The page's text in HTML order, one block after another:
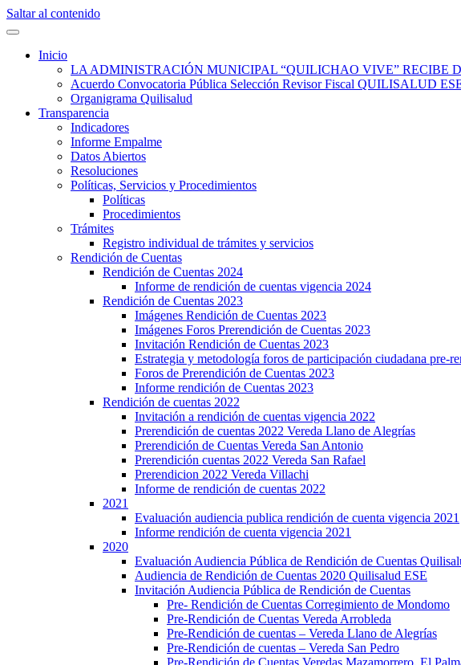
Saltar al contenido
Quilisalud
Inicio
LA ADMINISTRACIÓN MUNICIPAL “QUILICHAO VIVE” RECIBE
Acuerdo Convocatoria Pública Selección Revisor Fiscal QUILISALUD
Organigrama Quilisalud
Transparencia
Indicadores
Informe Empalme
Datos Abiertos
Resoluciones
Políticas, Servicios y Procedimientos
Políticas
Procedimientos
Trámites
Registro individual de trámites y servicios
Rendición de Cuentas
Rendición de Cuentas 2024
Informe de rendición de cuentas vigencia 2024
Rendición de Cuentas 2023
Imágenes Rendición de Cuentas 2023
Imágenes Foros Prerendición de Cuentas 2023
Invitación Rendición de Cuentas 2023
Estrategia y metodología foros de participación ciudadana pre-
Foros de Prerendición de Cuentas 2023
Informe rendición de Cuentas 2023
Rendición de cuentas 2022
Invitación a rendición de cuentas vigencia 2022
Prerendición de cuentas 2022 Vereda Llano de Alegrías
Prerendición de Cuentas Vereda San Antonio
Prerendición cuentas 2022 Vereda San Rafael
Prerendicion 2022 Vereda Villachi
Informe de rendición de cuentas 2022
2021
Evaluación audiencia publica rendición de cuenta vigencia 2021
Informe rendición de cuenta vigencia 2021
2020
Evaluación Audiencia Pública de Rendición de Cuentas
Audiencia de Rendición de Cuentas 2020 Quilisalud ESE
Invitación Audiencia Pública de Rendición de Cuentas
Pre- Rendición de Cuentas Corregimiento de Mondomo
Pre-Rendición de Cuentas Vereda Arrobleda
Pre-Rendición de cuentas – Vereda Llano de Alegrías
Pre-Rendición de cuentas – Vereda San Pedro
Pre-Rendición de Cuentas Veredas Mazamorrero, El